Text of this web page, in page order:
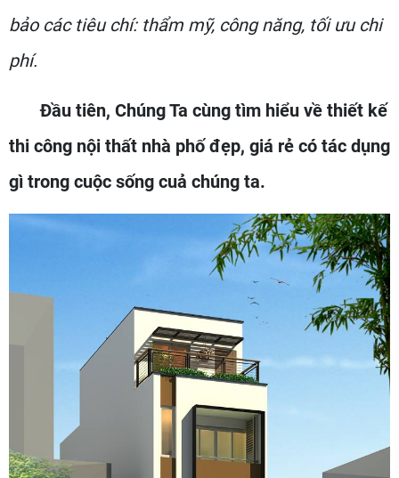
bảo các tiêu chí: thẩm mỹ, công năng, tối ưu chi
phí.
Đầu tiên, Chúng Ta cùng tìm hiểu về thiết kế
thi công nội thất nhà phố đẹp, giá rẻ có tác dụng
gì trong cuộc sống cuả chúng ta.